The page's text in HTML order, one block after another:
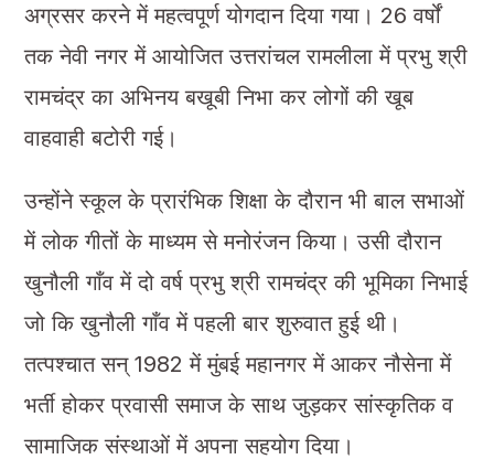
अग्रसर करने में महत्वपूर्ण योगदान दिया गया। 26 वर्षों
तक नेवी नगर में आयोजित उत्तरांचल रामलीला में प्रभु श्री
रामचंद्र का अभिनय बखूबी निभा कर लोगों की खूब
वाहवाही बटोरी गई।
उन्होंने स्कूल के प्रारंभिक शिक्षा के दौरान भी बाल सभाओं
में लोक गीतों के माध्यम से मनोरंजन किया। उसी दौरान
खुनौली गाँव में दो वर्ष प्रभु श्री रामचंद्र की भूमिका निभाई
जो कि खुनौली गाँव में पहली बार शुरुवात हुई थी।
तत्पश्चात सन् 1982 में मुंबई महानगर में आकर नौसेना में
भर्ती होकर प्रवासी समाज के साथ जुड़कर सांस्कृतिक व
सामाजिक संस्थाओं में अपना सहयोग दिया।